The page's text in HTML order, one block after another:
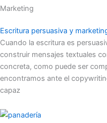
Marketing
Escritura persuasiva y
Cuando la escritura es
construir mensajes textuales
concreta, como puede ser
encontramos ante el
capaz